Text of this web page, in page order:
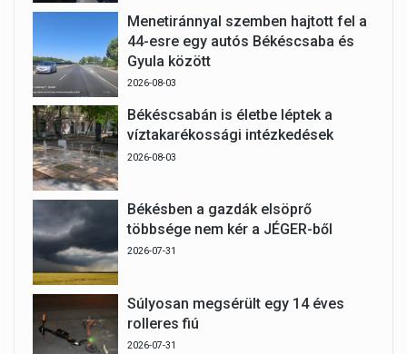
Menetiránnyal szemben hajtott fel a
44-esre egy autós Békéscsaba és
Gyula között
2026-08-03
Békéscsabán is életbe léptek a
víztakarékossági intézkedések
2026-08-03
Békésben a gazdák elsöprő
többsége nem kér a JÉGER-ből
2026-07-31
Súlyosan megsérült egy 14 éves
rolleres fiú
2026-07-31